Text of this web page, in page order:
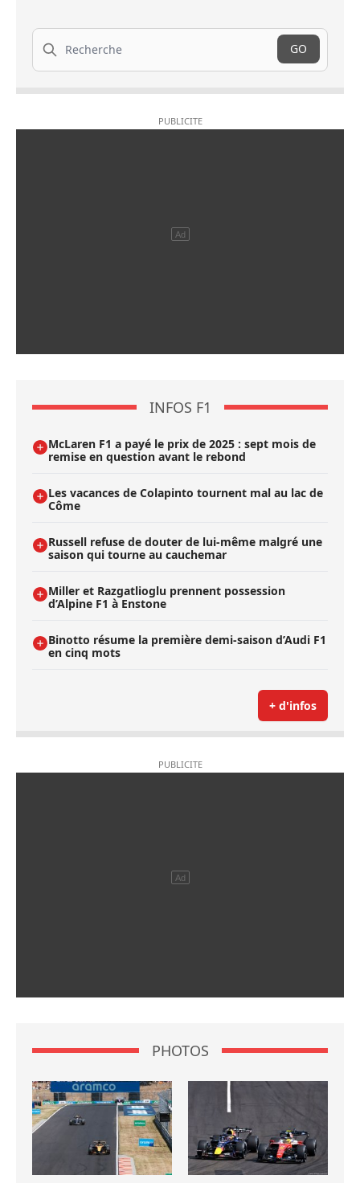
Recherche
GO
INFOS F1
McLaren F1 a payé le prix de 2025 : sept mois de
remise en question avant le rebond
Les vacances de Colapinto tournent mal au lac de
Côme
Russell refuse de douter de lui-même malgré une
saison qui tourne au cauchemar
Miller et Razgatlioglu prennent possession
d’Alpine F1 à Enstone
Binotto résume la première demi-saison d’Audi F1
en cinq mots
+ d'infos
PHOTOS